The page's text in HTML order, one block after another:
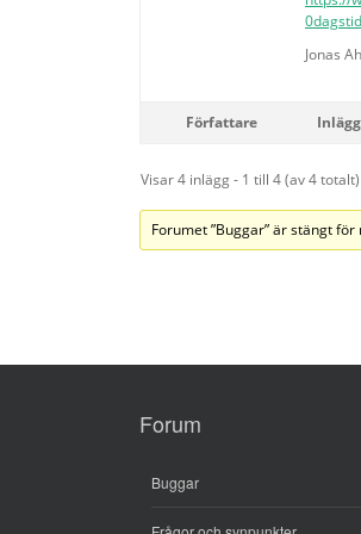
Jonas
Författare Inlägg
Visar 4 inlägg - 1 till 4 (av 4 totalt)
Forumet ”Buggar” är stängt
Forum
Buggar